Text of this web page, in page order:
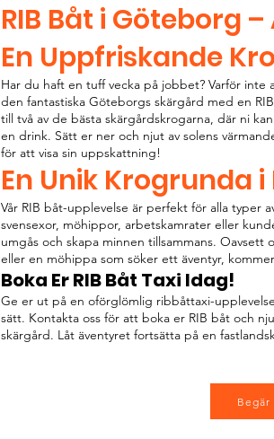
RIB Båt i Göteborg
En Uppfriskande
Har du haft en tuff vecka på jobbet? Varför
den fantastiska Göteborgs skärgård med en
till två av de bästa skärgårdskrogarna, där ni
en drink. Sätt er ner och njut av solens
för att visa sin uppskattning!
En Unik Krogrunda
Vår RIB båt-upplevelse är perfekt för alla typer
svensexor, möhippor, arbetskamrater eller
umgås och skapa minnen tillsammans.
eller en möhippa som söker ett äventyr,
Boka Er RIB Båt Taxi Idag!
Ge er ut på en oförglömlig ribbåttaxi-
sätt. Kontakta oss för att boka er RIB båt och
skärgård. Låt äventyret fortsätta på en